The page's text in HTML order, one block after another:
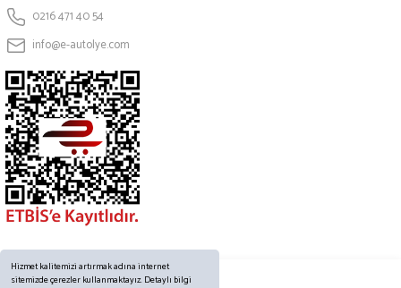
Hizmet kalitemizi artırmak adına internet
sitemizde çerezler kullanmaktayız. Detaylı bilgi
0216 471 40 54
info@e-autolye.com